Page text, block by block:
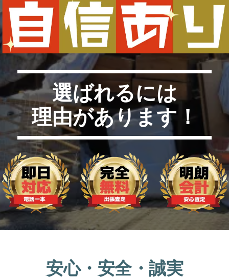
選ばれるには
理由があります！
安心・安全・誠実